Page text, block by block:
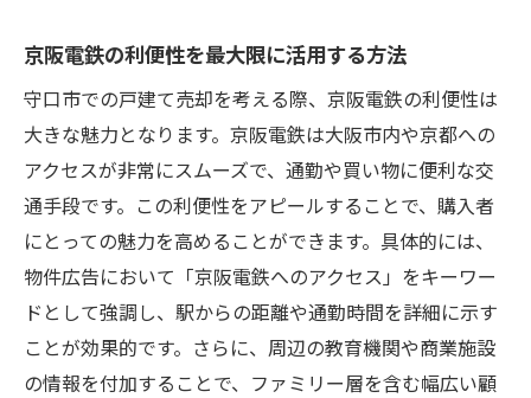
契約締結までの流れと注意点
守口市での戸建ての魅力を引き出す売却ポイン
ト
物件の魅力をアピールするためのポイント
地域の特色を活かした物件紹介方法
購入者に選ばれるための差別化戦略
魅力的な写真撮影と物件情報の公開
地域イベントと連携したプロモーション
購入者の心を掴む内覧会の成功要因
京阪電鉄の利便性を最大限に活用する方法
守口市での戸建て売却を考える際、京阪電鉄の利便性は
大きな魅力となります。京阪電鉄は大阪市内や京都への
アクセスが非常にスムーズで、通勤や買い物に便利な交
通手段です。この利便性をアピールすることで、購入者
にとっての魅力を高めることができます。具体的には、
物件広告において「京阪電鉄へのアクセス」をキーワー
ドとして強調し、駅からの距離や通勤時間を詳細に示す
ことが効果的です。さらに、周辺の教育機関や商業施設
の情報を付加することで、ファミリー層を含む幅広い顧